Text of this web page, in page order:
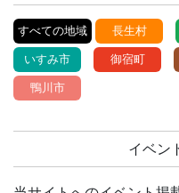
すべての地域 長生村
いすみ市 御宿町
鴨川市
イベン